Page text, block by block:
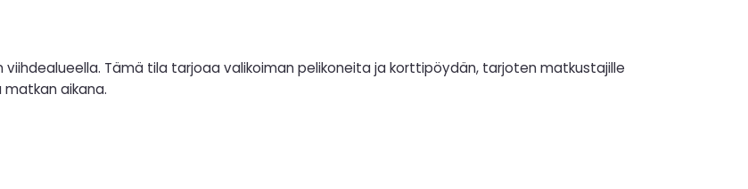
viihdealueella. Tämä tila tarjoaa valikoiman pelikoneita ja korttipöydän, tarjoten matkustajille
aikana.